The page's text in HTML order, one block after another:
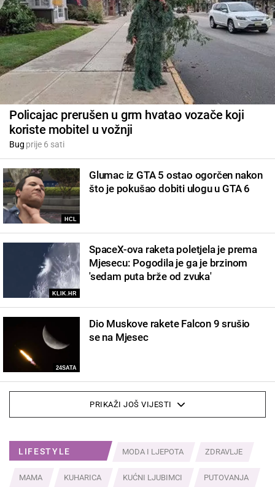
Policajac prerušen u grm hvatao vozače koji
koriste mobitel u vožnji
Bug prije 6 sati
HCL
Glumac iz GTA 5 ostao ogorčen nakon
što je pokušao dobiti ulogu u GTA 6
KLIK.HR
SpaceX-ova raketa poletjela je prema
Mjesecu: Pogodila je ga je brzinom
'sedam puta brže od zvuka'
24SATA
Dio Muskove rakete Falcon 9 srušio
se na Mjesec
PRIKAŽI JOŠ VIJESTI
LIFESTYLE MODA I LJEPOTA ZDRAVLJE
MAMA KUHARICA KUĆNI LJUBIMCI PUTOVANJA